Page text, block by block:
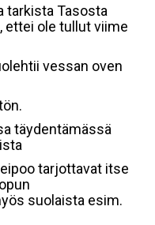
tarkista Tasosta
ettei ole tullut viime
vessan oven
täydentämässä
tarjottavat itse
suolaista esim.